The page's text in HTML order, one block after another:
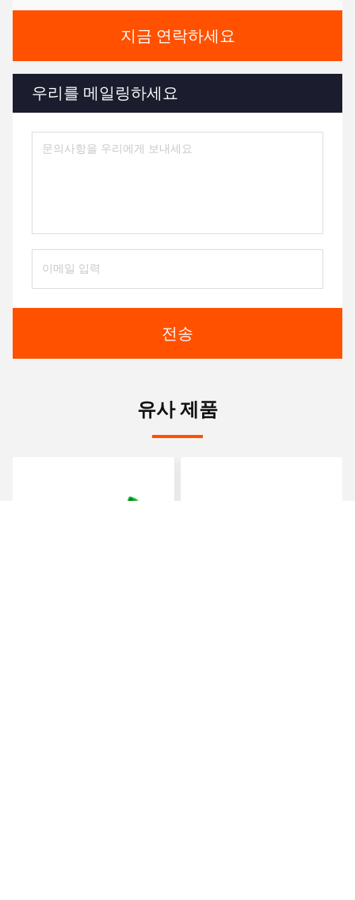
지금 연락하세요
우리를 메일링하세요
전송
유사 제품